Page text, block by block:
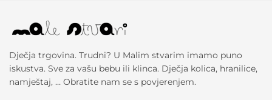
Dječja trgovina. Trudni? U Malim stvarim imamo puno
iskustva. Sve za vašu bebu ili klinca. Dječja kolica, hranilice,
namještaj, … Obratite nam se s povjerenjem.